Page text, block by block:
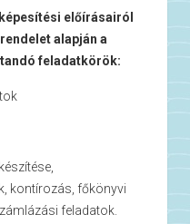
előírásairól
alapján a
feladatkörök:
kontírozás, főkönyvi
feladatok.